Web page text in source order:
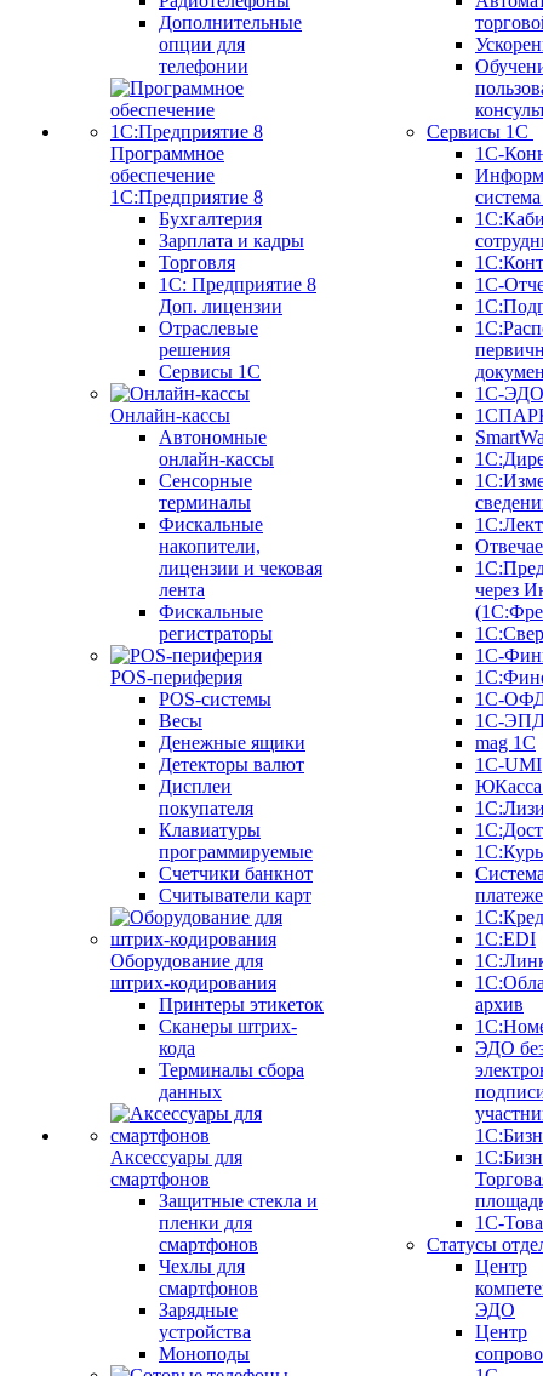
Дополнительные
опции для
телефонии
Программное
обеспечение
1С:Предприятие 8
Бухгалтерия
Зарплата и кадры
Торговля
1C: Предприятие 8
Доп. лицензии
Отраслевые
решения
Сервисы 1С
Онлайн-кассы
Автономные
онлайн-кассы
Сенсорные
терминалы
Фискальные
накопители,
лицензии и чековая
лента
Фискальные
регистраторы
POS-периферия
POS-системы
Весы
Денежные ящики
Детекторы валют
Дисплеи
покупателя
Клавиатуры
программируемые
Счетчики банкнот
Считыватели карт
Оборудование для
штрих-кодирования
Принтеры этикеток
Сканеры штрих-
кода
Терминалы сбора
данных
Аксессуары для
смартфонов
Защитные стекла и
пленки для
смартфонов
Чехлы для
смартфонов
Зарядные
устройства
Моноподы
Сервисы 1С
1С-
1С-
1С-ЭДО
через
1С-
1С-
1С-
mag 1C
1C-UMI
1С:EDI
архив
ЭДО
1С-
Статусы
Центр
ЭДО
Центр